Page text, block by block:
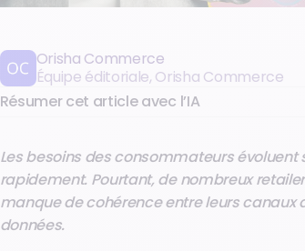
Orisha Commerce
Équipe éditoriale, Orisha Commerce
Résumer cet article avec l’IA
Les besoins des consommateurs
rapidement. Pourtant, de nombreux
manque de cohérence entre leurs
données.